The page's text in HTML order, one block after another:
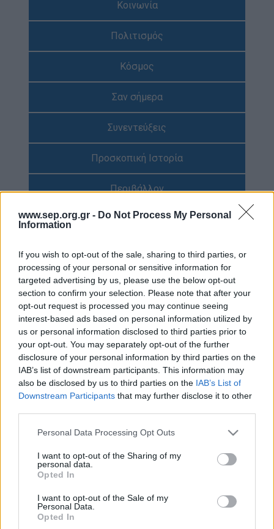
www.sep.org.gr - Do Not Process My Personal
Information
If you wish to opt-out of the sale, sharing to third parties, or
processing of your personal or sensitive information for
targeted advertising by us, please use the below opt-out
section to confirm your selection. Please note that after your
opt-out request is processed you may continue seeing
interest-based ads based on personal information utilized by
us or personal information disclosed to third parties prior to
your opt-out. You may separately opt-out of the further
disclosure of your personal information by third parties on the
IAB’s list of downstream participants. This information may
also be disclosed by us to third parties on the IAB’s List of
Downstream Participants that may further disclose it to other
Please note that this website/app uses one or more Google
not limited to your visit or usage behaviour. You may click to
grant or deny consent to Google and its third-party tags to
use your data for below specified purposes in below Google
consent section.
Personal Data Processing Opt Outs
I want to opt-out of the Sharing of my
personal data.
Opted In
I want to opt-out of the Sale of my
Personal Data.
Opted In
Η Προσκοπική Μέθοδος
Προσκοπικό Πρόγραμμα
Στόχοι Βιώσιμης Ανάπτυξης
Earth Tribe
Ομάδα Διάσωσης Άγριας Ζωής
Βρείτε μας
Νέα
Blog
Ευκαιρίες Καριέρας
Επικοινωνία
Media Center
Δελτία Τύπου
Φωτογραφικό Υλικό
Λογότυπα
Κοινωνία
Πολιτισμός
Κόσμος
Σαν σήμερα
Συνεντεύξεις
Προσκοπική Ιστορία
Περιβάλλον
Έρευνες
Διαγωνισμός
Scouts4SDGs
"Κοινωνική παρέμβαση
στη γειτονιά μου": 1ο
Βραβείο Τηλεοπτικού
Σποτ στην 35η ΠΑΠΕ
Ημ/νια Έκδοσης:03/05/2019
Κατηγορίες: